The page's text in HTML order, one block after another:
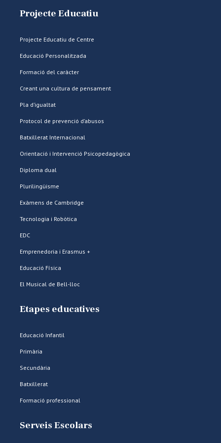
Projecte Educatiu
Projecte Educatiu de Centre
Educació Personalitzada
Formació del caràcter
Creant una cultura de pensament
Pla d’igualtat
Protocol de prevenció d’abusos
Batxillerat Internacional
Orientació i Intervenció Psicopedagògica
Diploma dual
Plurilingüisme
Exàmens de Cambridge
Tecnologia i Robòtica
EDC
Emprenedoria i Erasmus +
Educació Física
El Musical de Bell-lloc
Etapes educatives
Educació Infantil
Primària
Secundària
Batxillerat
Formació professional
Serveis Escolars